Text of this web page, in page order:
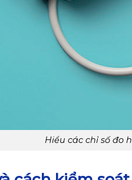
Hiểu các chỉ số đo